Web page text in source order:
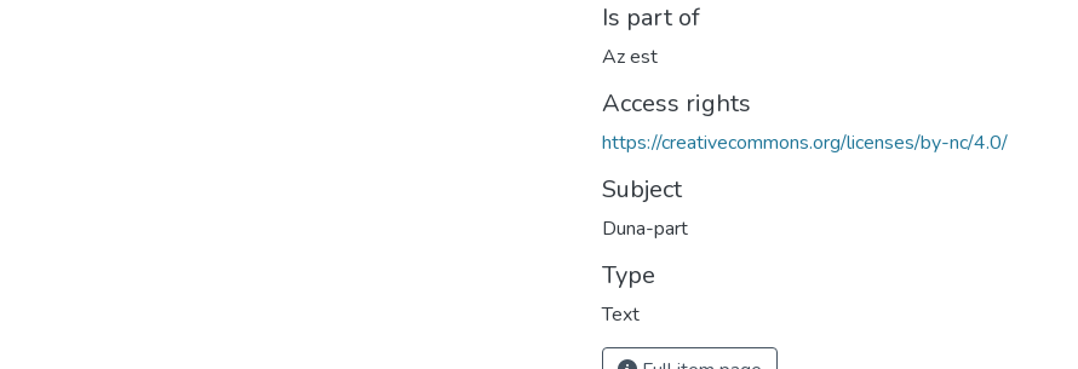
Is part of
Az est
Access rights
https://creativecommons.org/licenses/by-nc/4.0/
Subject
Duna-part
Type
Text